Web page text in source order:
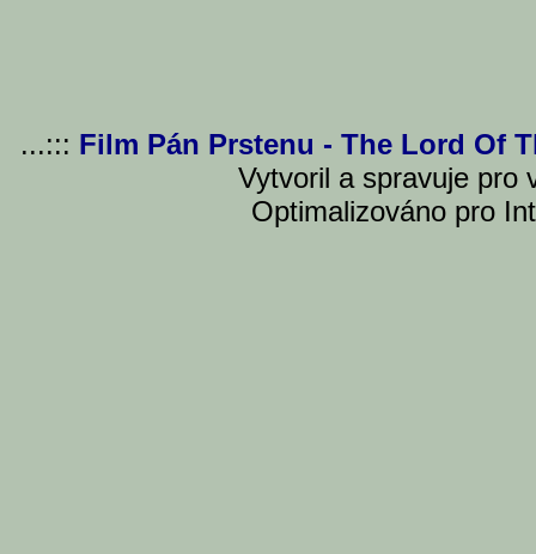
...::: Film Pán Prstenu - The Lord Of
Vytvoril a spravuje pro
Optimalizováno pro